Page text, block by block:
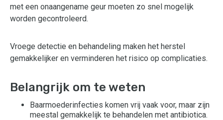
met een onaangename geur moeten zo snel mogelijk
worden gecontroleerd.
Vroege detectie en behandeling maken het herstel
gemakkelijker en verminderen het risico op complicaties.
Belangrijk om te weten
Baarmoederinfecties komen vrij vaak voor, maar zijn
meestal gemakkelijk te behandelen met antibiotica.